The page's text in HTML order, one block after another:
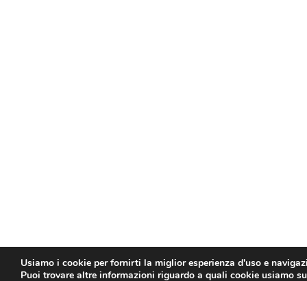
Usiamo i cookie per fornirti la miglior esperienza d'uso e
Puoi trovare altre informazioni riguardo a quali cookie usiamo